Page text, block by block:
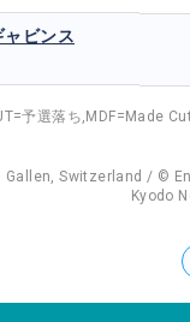
ャビンス
予選落ち, MDF=Made
Gallen, Switzerland / ©
Kyodo